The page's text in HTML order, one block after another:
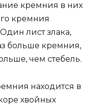
кремния в них
кремния
лист злака,
больше кремния,
чем стебель.
находится в
хвойных